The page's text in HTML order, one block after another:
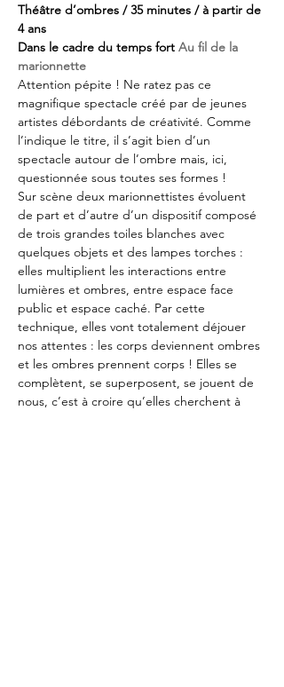
Théâtre d’ombres / 35 minutes / à partir de
4 ans
Dans le cadre du temps fort Au fil de la
marionnette
Attention pépite ! Ne ratez pas ce
magnifique spectacle créé par de jeunes
artistes débordants de créativité. Comme
l’indique le titre, il s’agit bien d’un
spectacle autour de l’ombre mais, ici,
questionnée sous toutes ses formes !
Sur scène deux marionnettistes évoluent
de part et d’autre d’un dispositif composé
de trois grandes toiles blanches avec
quelques objets et des lampes torches :
elles multiplient les interactions entre
lumières et ombres, entre espace face
public et espace caché. Par cette
technique, elles vont totalement déjouer
nos attentes : les corps deviennent ombres
et les ombres prennent corps ! Elles se
complètent, se superposent, se jouent de
nous, c’est à croire qu’elles cherchent à